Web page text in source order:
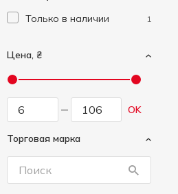
Только в наличии 1
Цена, ₴
OK
Торговая марка